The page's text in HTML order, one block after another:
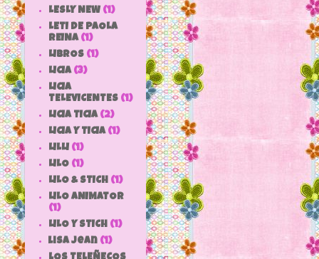
LESLY NEW (1)
LETI DE PAOLA
REINA (1)
LIBROS (1)
LICIA (3)
LICIA
TELEVICENTES (1)
LICIA TICIA (2)
LICIA Y TICIA (1)
LILLI (1)
LILO (1)
LILO & STICH (1)
LILO ANIMATOR
(1)
LILO Y STICH (1)
lisa jean (1)